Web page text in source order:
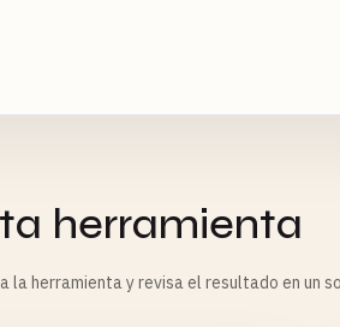
herramienta
la herramienta y revisa el resultado en un